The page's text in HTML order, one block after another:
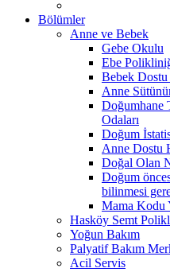
Bölümler
Anne ve Bebek
Gebe Okulu
Ebe
Bebek Dostu
Anne
Doğumhane
Odaları
Doğum
Anne Dostu
Doğal Olan
Doğum
bilinmesi
Mama Kodu
Hasköy Semt
Yoğun Bakım
Palyatif Bakım
Acil Servis